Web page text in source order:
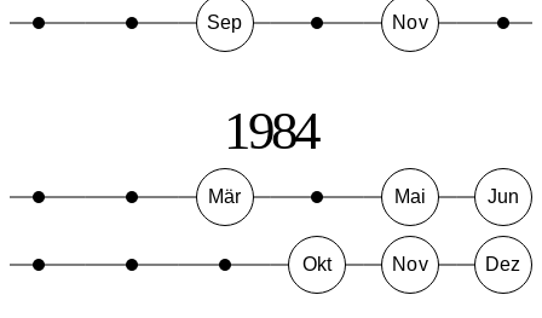
Sep Nov
1984
Mär Mai Jun
Okt Nov Dez